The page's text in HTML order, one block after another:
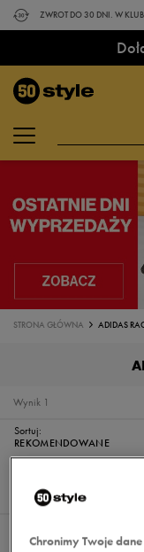
ZWROT DO 30 DNI. W
STRONA GŁÓWNA ADIDAS
1
Wynik
Sortuj:
REKOMENDOWANE
Nie wybrano filtrów
Chronimy Twoje dane